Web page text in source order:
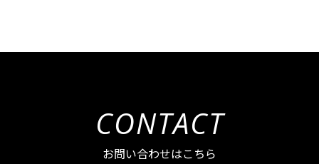
CONTACT
お問い合わせはこちら